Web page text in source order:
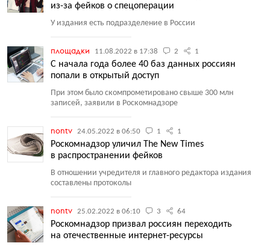
из-за фейков о спецоперации
У издания есть подразделение в России
площадки 11.08.2022 в 17:38 2 1
С начала года более 40 баз данных россиян
попали в открытый доступ
При этом было скомпрометировано свыше 300 млн
записей, заявили в Роскомнадзоре
nontv 24.05.2022 в 06:50 1 1
Роскомнадзор уличил The New Times
в распространении фейков
В отношении учредителя и главного редактора издания
составлены протоколы
nontv 25.02.2022 в 06:10 3 64
Роскомнадзор призвал россиян переходить
на отечественные интернет-ресурсы